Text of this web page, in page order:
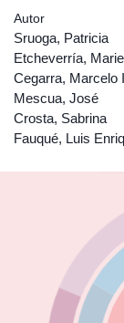
Autor
Sruoga, Patricia
Etcheverría,
Cegarra, Marcelo
Mescua, José
Crosta, Sabrina
Fauqué, Luis